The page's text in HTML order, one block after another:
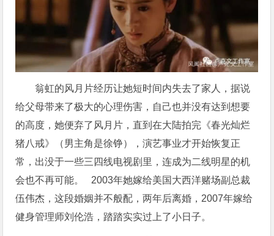
翁虹的风月片经历让她短时间内失去了家人，据说
给父母带来了极大的心理伤害，自己也并没有达到想要
的高度，她便弃了风月片，直到在大陆拍完《春光灿烂
猪八戒》（男主角是徐铮），演艺事业才开始恢复正
常，出没于一些三四线电视剧里，连成为二线明星的机
会也不再可能。 2003年她嫁给美国大西洋赌场副总裁
伍伟杰，这段婚姻并不般配，两年后离婚，2007年嫁给
健身管理师刘伦浩，踏踏实实过上了小日子。